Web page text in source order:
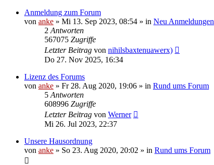
Anmeldung zum Forum
von anke » Mi 13. Sep 2023, 08:54 » in Neu Anmeldungen
2 Antworten
567075 Zugriffe
Letzter Beitrag von nihilsbaxtenuawerx)
Do 27. Nov 2025, 16:34
Lizenz des Forums
von anke » Fr 28. Aug 2020, 19:06 » in Rund ums Forum
5 Antworten
608996 Zugriffe
Letzter Beitrag von Werner
Mi 26. Jul 2023, 22:37
Unsere Hausordnung
von anke » So 23. Aug 2020, 20:02 » in Rund ums Forum